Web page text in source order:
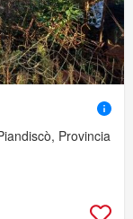
Provincia